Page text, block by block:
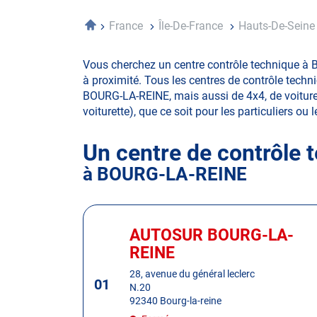
AccueilFrance Île-De-France Hauts-De-Seine
Vous cherchez un centre contrôle technique à
à proximité. Tous les centres de contrôle
BOURG-LA-REINE, mais aussi de 4x4, de
voiturette), que ce soit pour les particuliers ou
Un centre de contrôle
à BOURG-LA-REINE
Appuyer
pour01
Centre
:
AUTOSUR BOURG-LA-
REINE
28, avenue du général leclerc
N.20
92340 Bourg-la-reine